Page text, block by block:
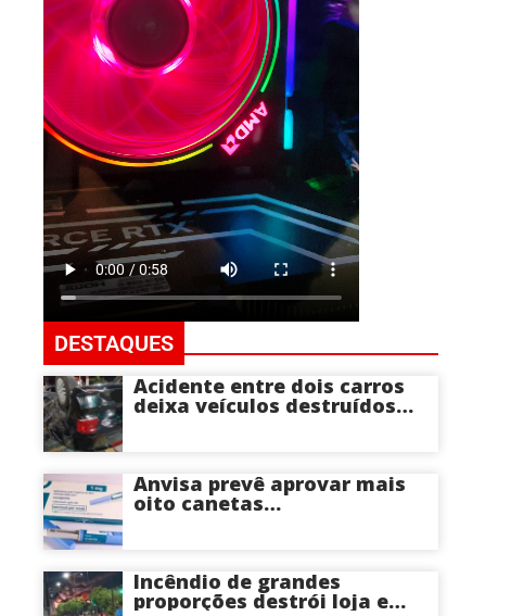
DESTAQUES
Acidente entre dois carros
deixa veículos destruídos
Anvisa prevê aprovar mais
oito canetas
Incêndio de grandes
proporções destrói loja e